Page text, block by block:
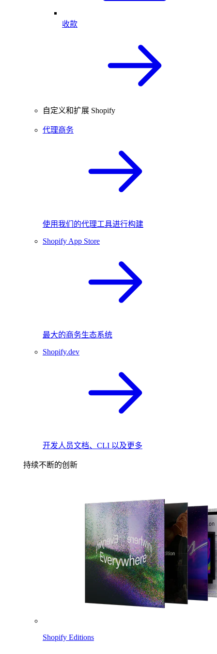
收款
自定义和扩展 Shopify
代理商务
使用我们的代理工具进行构建
Shopify App Store
最大的商务生态系统
Shopify.dev
开发人员文档、CLI 以及更多
持续不断的创新
Shopify Editions